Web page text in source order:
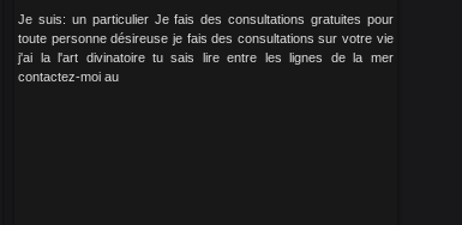
Je suis: un particulier Je fais des consultations gratuites pour
toute personne désireuse je fais des consultations sur votre vie
j'ai la l'art divinatoire tu sais lire entre les lignes de la mer
contactez-moi au